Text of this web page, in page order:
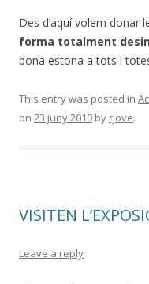
Des d’aquí volem donar
forma totalment
bona estona a tots i
This entry was posted in
on 23 juny 2010 by rjove.
VISITEN
Leave a reply